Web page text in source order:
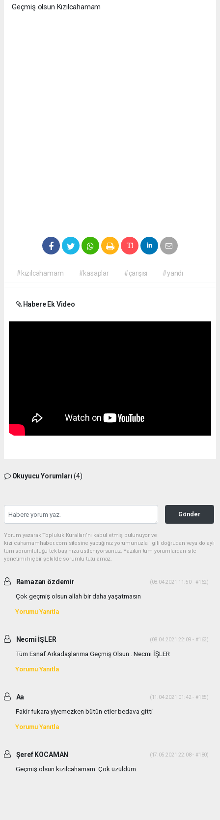
Geçmiş olsun Kızılcahamam
#kızılcahamam #kasaplar #çarşısı #yandı
Habere Ek Video
Okuyucu Yorumları(4)
Gönder
Yorum yazarak Topluluk Kuralları’nı kabul etmiş bulunuyor ve
kizilcahamamhaber.com sitesine yaptığınız yorumunuzla ilgili doğrudan veya dolaylı
tüm sorumluluğu tek başınıza üstleniyorsunuz. Yazılan tüm yorumlardan site
yönetimi hiçbir şekilde sorumlu tutulamaz.
Ramazan özdemir (08.04.2021 11:50 - #162)
Çok geçmiş olsun allah bir daha yaşatmasın
Yorumu Yanıtla
Necmi İŞLER (08.04.2021 22:09 - #163)
Tüm Esnaf Arkadaşlarıma Geçmiş Olsun . Necmi İŞLER
Yorumu Yanıtla
Aa (11.04.2021 01:42 - #165)
Fakir fukara yiyemezken bütün etler bedava gitti
Yorumu Yanıtla
Şeref KOCAMAN (17.05.2021 22:08 - #180)
Geçmiş olsun kızılcahamam. Çok üzüldüm.